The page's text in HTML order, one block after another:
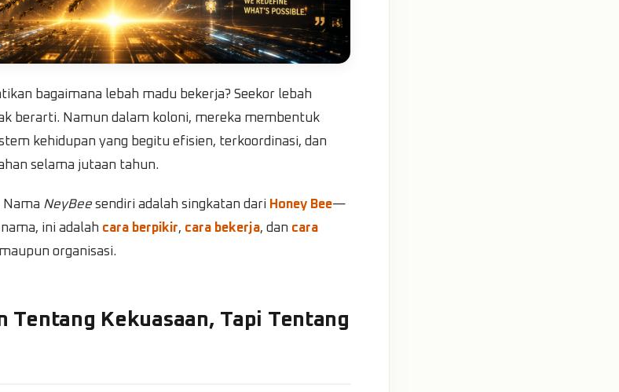
bagaimana lebah madu bekerja? Seekor lebah
berarti. Namun dalam koloni, mereka membentuk
kehidupan yang begitu efisien, terkoordinasi, dan
selama jutaan tahun.
Nama NeyBee sendiri adalah singkatan dari Honey Bee—
ini adalah cara berpikir, cara bekerja, dan cara
organisasi.
Kekuasaan, Tapi Tentang